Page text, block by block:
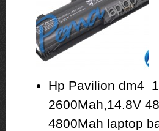
Hp Pavilion dm4
2600Mah,14.8V
4800Mah laptop